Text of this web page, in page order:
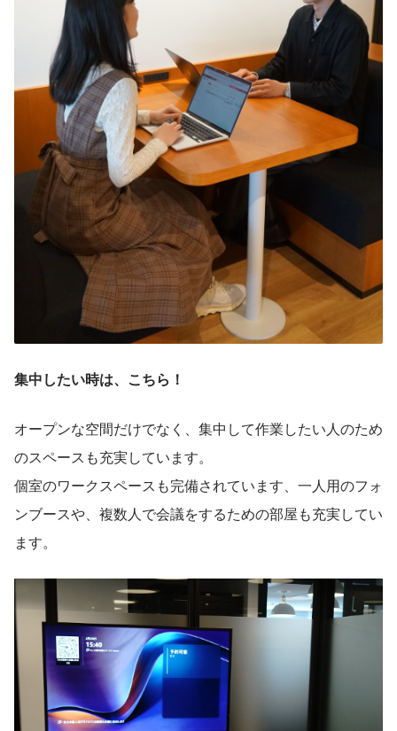
集中したい時は、こちら！
オープンな空間だけでなく、集中して作業したい人のため
のスペースも充実しています。
個室のワークスペースも完備されています、一人用のフォ
ンブースや、複数人で会議をするための部屋も充実してい
ます。